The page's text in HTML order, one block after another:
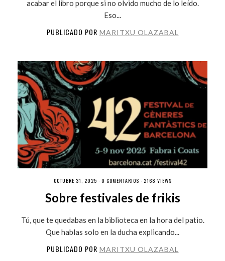
acabar el libro porque si no olvido mucho de lo leído.
Eso...
PUBLICADO POR MARITXU OLAZABAL
OCTUBRE 31, 2025 · 0 COMENTARIOS · 2168 VIEWS
Sobre festivales de frikis
Tú, que te quedabas en la biblioteca en la hora del patio.
Que hablas solo en la ducha explicando...
PUBLICADO POR MARITXU OLAZABAL